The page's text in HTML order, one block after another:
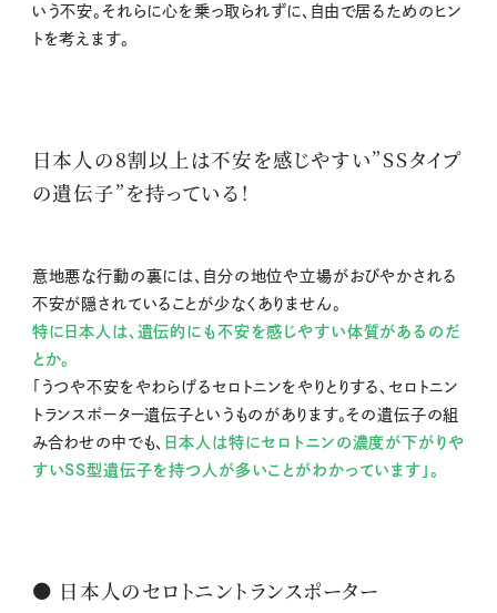
いう不安。それらに心を乗っ取られずに、自由で居るためのヒン
トを考えます。
日本人の8割以上は不安を感じやすい”SSタイプ
の遺伝子”を持っている！
意地悪な行動の裏には、自分の地位や立場がおびやかされる
不安が隠されていることが少なくありません。
特に日本人は、遺伝的にも不安を感じやすい体質があるのだ
とか。
「うつや不安をやわらげるセロトニンをやりとりする、セロトニン
トランスポーター遺伝子というものがあります。その遺伝子の組
み合わせの中でも、
日本人は特にセロトニンの濃度が下がりや
すいSS型遺伝子を持つ人が多いことがわかっています」。
● 日本人のセロトニントランスポーター